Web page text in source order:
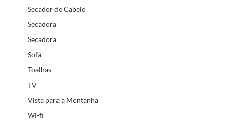
Secador de Cabelo
Secadora
Secadora
Sofá
Toalhas
TV
Vista para a Montanha
Wi-fi